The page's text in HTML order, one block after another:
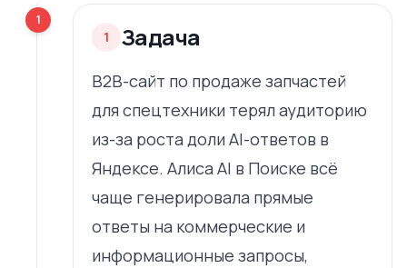
1
1 Задача
B2B-сайт по продаже запчастей
для спецтехники терял аудиторию
из-за роста доли AI-ответов в
Яндексе. Алиса AI в Поиске всё
чаще генерировала прямые
ответы на коммерческие и
информационные запросы,